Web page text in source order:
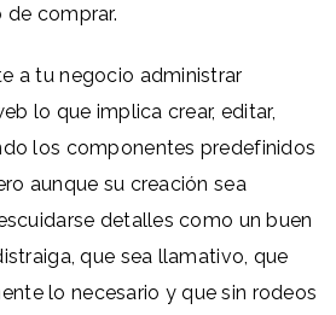
de comprar.
a tu negocio administrar
lo que implica crear, editar,
los componentes predefinidos
aunque su creación sea
detalles como un buen
que sea llamativo, que
lo necesario y que sin rodeos